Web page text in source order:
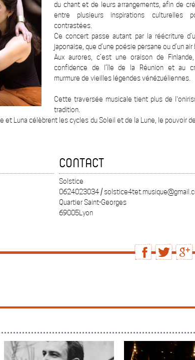
du chant et de leurs arrangements, afin de
entre plusieurs inspirations culturelles
contrastées.
Ce concert passe autant par la réécriture
japonaise, que d’une poésie persane ou d’un air
Aux aurores, c’est une oraison de
confidence de l’île de la Réunion et au
murmure de vieilles légendes vénézuéliennes.
Cette traversée musicale tient plus de
tradition.
et Luna célèbrent les cycles du Soleil et de la Lune, le pouvoir
CONTACT
Solstice
0624023034 /
Quartier Saint-Georges
69005Lyon